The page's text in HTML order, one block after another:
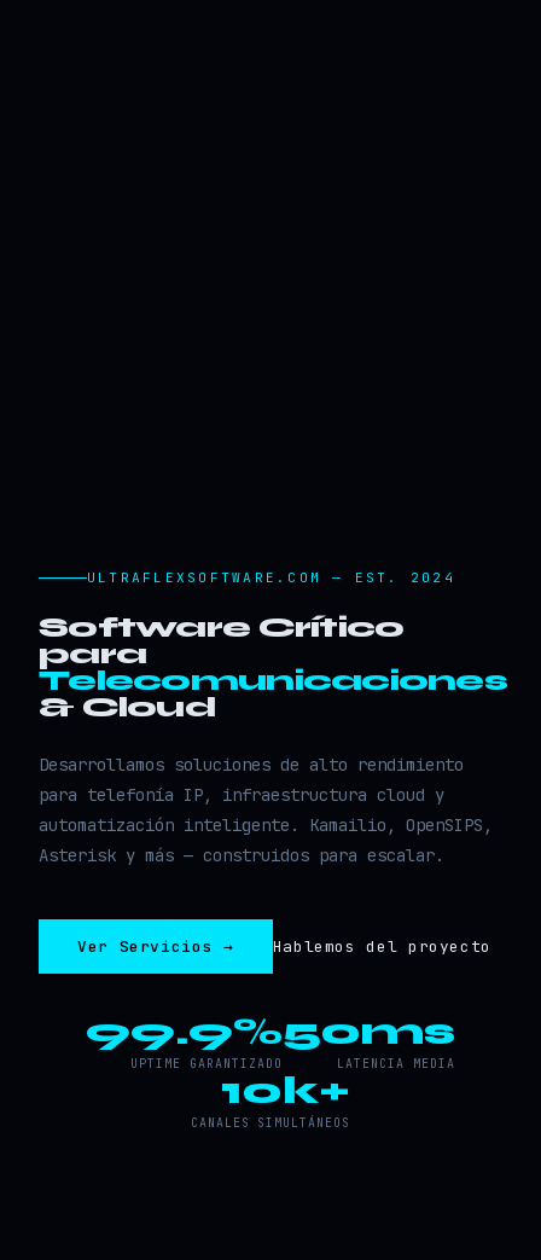
ULTRAFLEXSOFTWARE.COM — EST. 2024
Software Crítico
para
Telecomunicaciones
& Cloud
Desarrollamos soluciones de alto rendimiento
para telefonía IP, infraestructura cloud y
automatización inteligente. Kamailio, OpenSIPS,
Asterisk y más — construidos para escalar.
Ver Servicios → Hablemos del proyecto
99.9%
UPTIME GARANTIZADO
50ms
LATENCIA MEDIA
10k+
CANALES SIMULTÁNEOS